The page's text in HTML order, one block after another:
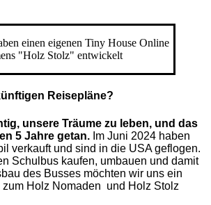
einen eigenen Tiny House Online
"Holz Stolz" entwickelt
Reisepläne?
unsere Träume zu leben, und das
5 Jahre getan. Im Juni 2024 haben
verkauft und sind in die USA geflogen.
Schulbus kaufen, umbauen und damit
des Busses möchten wir uns ein
Holz Nomaden und Holz Stolz